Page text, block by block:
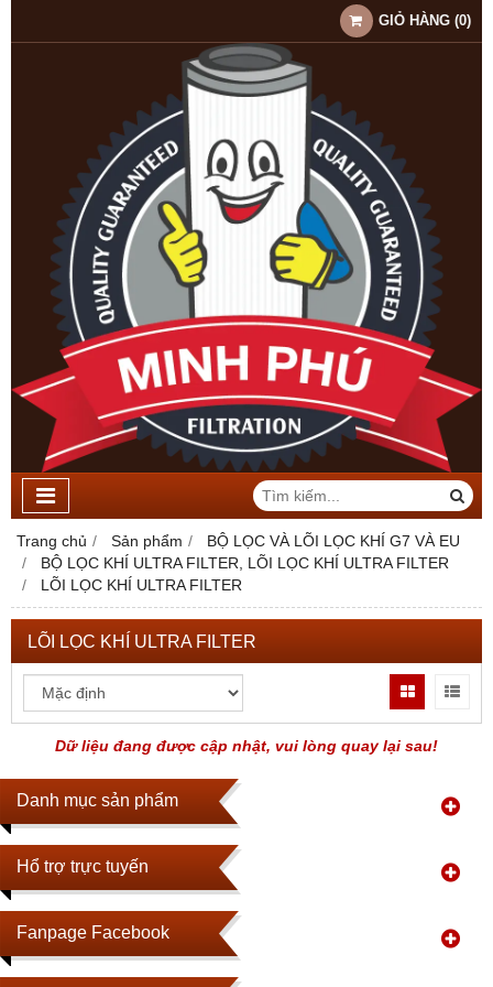
GIỎ HÀNG (0)
Trang chủ Sản phẩm
BỘ LỌC VÀ LÕI LỌC KHÍ G7 VÀ EU
BỘ LỌC KHÍ ULTRA FILTER, LÕI LỌC KHÍ ULTRA FILTER
LÕI LỌC KHÍ ULTRA FILTER
Danh mục sản phẩm
Hổ trợ trực tuyến
Fanpage Facebook
LÕI LỌC KHÍ ULTRA FILTER
Dữ liệu đang được cập nhật, vui lòng quay lại sau!